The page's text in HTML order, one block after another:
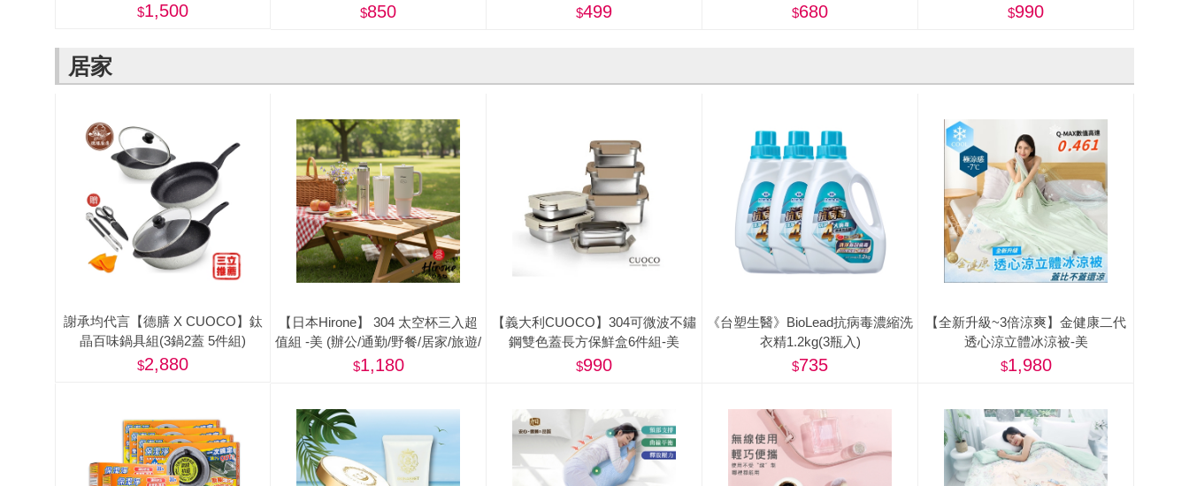
1,500 850 499 680 990
居家
謝承均代言【德膳 X CUOCO】鈦
晶百味鍋具組(3鍋2蓋 5件組)
2,880
【日本Hirone】 304 太空杯三入超
值組 -美 (辦公/通勤/野餐/居家/旅遊/
登山/露營)
1,180
【義大利CUOCO】304可微波不鏽
鋼雙色蓋長方保鮮盒6件組-美
990
《台塑生醫》BioLead抗病毒濃縮洗
衣精1.2kg(3瓶入)
735
【全新升級~3倍涼爽】金健康二代
透心涼立體冰涼被-美
1,980